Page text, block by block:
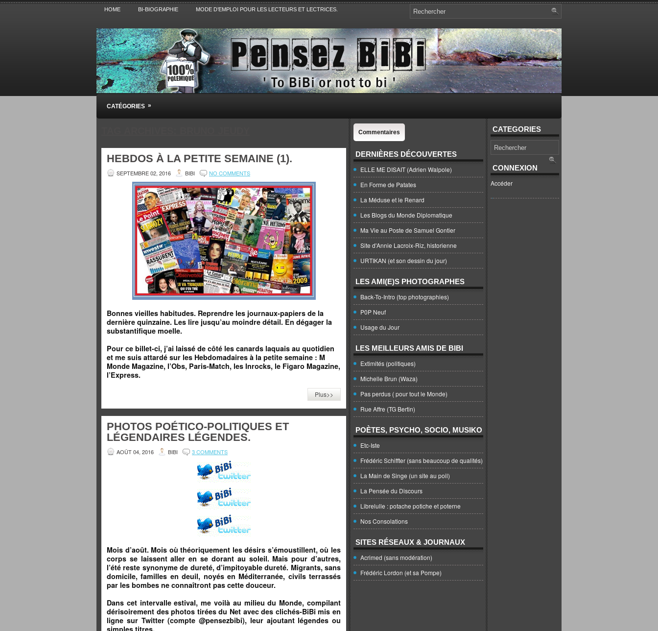
HOME BI-BIOGRAPHIE MODE D’EMPLOI POUR LES LECTEURS ET LECTRICES.
Pensez BiBi
Blog polémique sur l'Actualité, la Culture, la Politique, le Sport,. Avec Revue de presse et de blogs.
CATÉGORIES »
HEBDOS À LA PETITE SEMAINE (1).
SEPTEMBRE 02, 2016 BIBI NO COMMENTS
Bonnes vieilles habitudes. Reprendre les journaux-papiers de la
dernière quinzaine. Les lire jusqu’au moindre détail. En dégager la
substantifique moelle.
Pour ce billet-ci, j’ai laissé de côté les canards laquais au quotidien
et me suis attardé sur les Hebdomadaires à la petite semaine : M
Monde Magazine, l’Obs, Paris-Match, les Inrocks, le Figaro Magazine,
l’Express.
Plus>>
PHOTOS POÉTICO-POLITIQUES ET
LÉGENDAIRES LÉGENDES.
AOÛT 04, 2016 BIBI 3 COMMENTS
Mois d’août. Mois où théoriquement les désirs s’émoustillent, où les
corps se laissent aller en se dorant au soleil. Mais pour d’autres,
l’été reste synonyme de dureté, d’impitoyable dureté. Migrants, sans
domicile, familles en deuil, noyés en Méditerranée, civils terrassés
par les bombes ne connaîtront pas cette douceur.
Dans cet intervalle estival, me voilà au milieu du Monde, compilant
dérisoirement des photos tirées du Net avec des clichés-BiBi mis en
ligne sur Twitter (compte @pensezbibi), leur ajoutant légendes ou
Commentaires
DERNIÈRES DÉCOUVERTES
ELLE ME DISAIT (Adrien Walpole)
En Forme de Patates
La Méduse et le Renard
Les Blogs du Monde Diplomatique
Ma Vie au Poste de Samuel Gontier
Site d'Annie Lacroix-Riz, historienne
URTIKAN (et son dessin du jour)
LES AMI(E)S PHOTOGRAPHES
Back-To-Intro (top photographies)
P0P Neuf
Usage du Jour
LES MEILLEURS AMIS DE BIBI
Extimités (politiques)
Michelle Brun (Waza)
Pas perdus ( pour tout le Monde)
Rue Affre (TG Bertin)
POÈTES, PSYCHO, SOCIO, MUSIKO
Etc-Iste
Frédéric Schiffter (sans beaucoup de qualités)
La Main de Singe (un site au poil)
La Pensée du Discours
Librelulle : potache potiche et poterne
Nos Consolations
SITES RÉSEAUX & JOURNAUX
Acrimed (sans modération)
Frédéric Lordon (et sa Pompe)
CATEGORIES
CONNEXION
Accéder